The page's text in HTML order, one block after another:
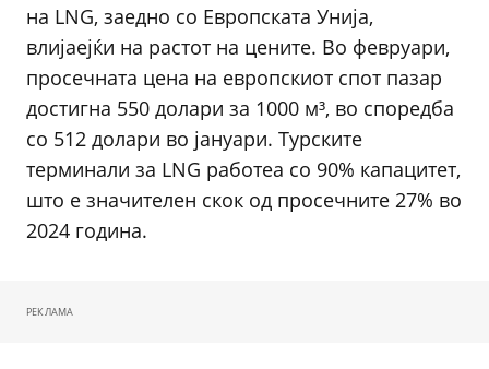
на LNG, заедно со Европската Унија,
влијаејќи на растот на цените. Во февруари,
просечната цена на европскиот спот пазар
достигна 550 долари за 1000 м³, во споредба
со 512 долари во јануари. Турските
терминали за LNG работеа со 90% капацитет,
што е значителен скок од просечните 27% во
2024 година.
РЕКЛАМА